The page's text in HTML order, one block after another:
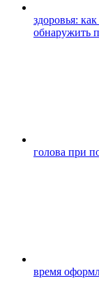
здоровья:
обнаружить
голова при
время